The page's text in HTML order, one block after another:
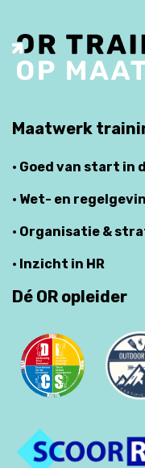
Maatwerk
· Goed van start in
· Wet- en
· Organisatie &
· Inzicht in HR
Dé OR opleider